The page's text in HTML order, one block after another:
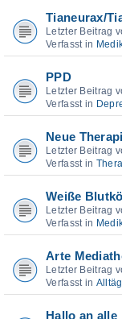
Tianeurax/
Letzter Beitrag
Verfasst in
PPD
Letzter Beitrag
Verfasst in
Neue
Letzter Beitrag
Verfasst in
Weiße
Letzter Beitrag
Verfasst in
Arte
Letzter Beitrag
Verfasst in
Hallo an alle